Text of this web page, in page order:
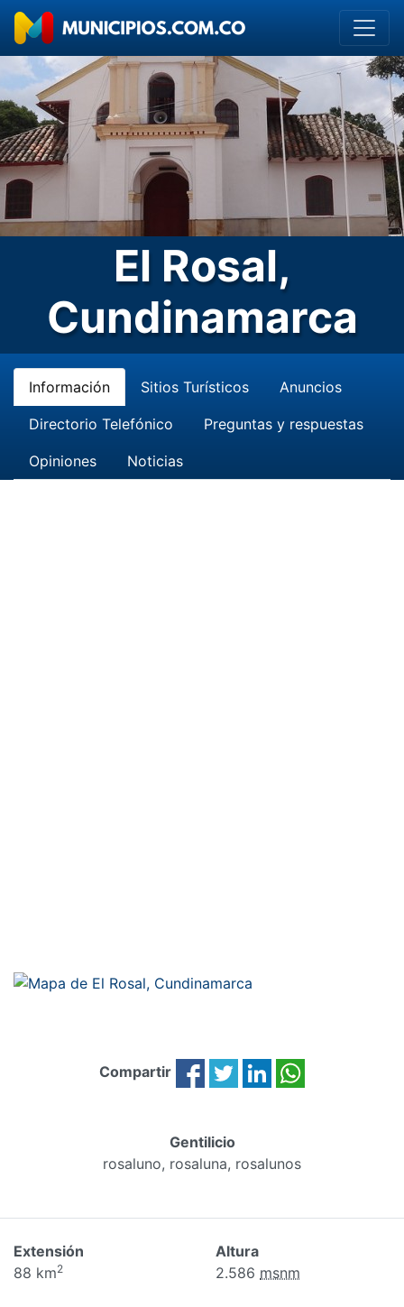
El Rosal,
Cundinamarca
Información Sitios Turísticos Anuncios
Directorio Telefónico Preguntas y respuestas
Opiniones Noticias
Compartir
Gentilicio
rosaluno, rosaluna, rosalunos
Extensión
88 km2
Altura
2.586 msnm